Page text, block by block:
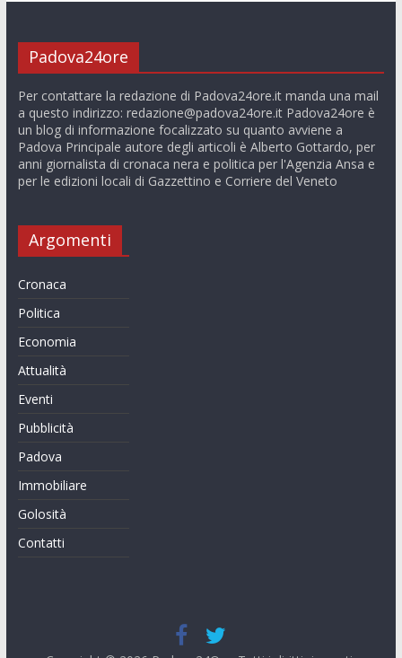
Padova24ore
Per contattare la redazione di Padova24ore.it manda una mail
a questo indirizzo: redazione@padova24ore.itPadova24ore è
un blog di informazione focalizzato su quanto avviene a
Padova Principale autore degli articoli è Alberto Gottardo, per
anni giornalista di cronaca nera e politica per l'Agenzia Ansa e
per le edizioni locali di Gazzettino e Corriere del Veneto
Argomenti
Cronaca
Politica
Economia
Attualità
Eventi
Pubblicità
Padova
Immobiliare
Golosità
Contatti